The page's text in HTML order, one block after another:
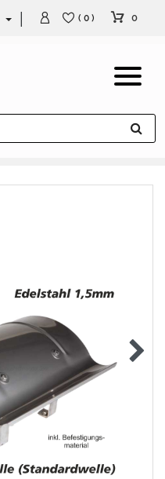
( 0 ) 0